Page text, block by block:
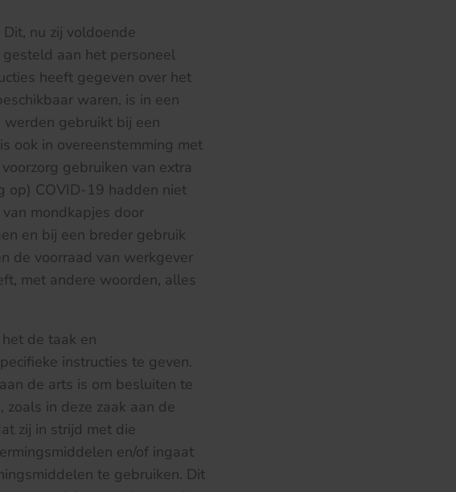
nu zij voldoende
aan het personeel
heeft gegeven over het
waren, is in een
gebruikt bij een
ook in overeenstemming met
gebruiken van extra
op) COVID-19 hadden niet
mondkapjes door
en bij een breder gebruik
de voorraad van werkgever
met andere woorden, alles
de taak en
instructies te geven.
de arts is om besluiten te
in deze zaak aan de
zij in strijd met die
en/of ingaat
te gebruiken. Dit